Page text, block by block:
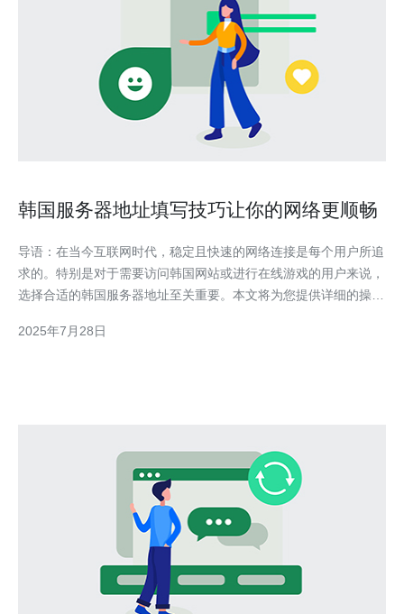
韩国服务器地址填写技巧让你的网络更顺畅
导语：在当今互联网时代，稳定且快速的网络连接是每个用户所追
求的。特别是对于需要访问韩国网站或进行在线游戏的用户来说，
选择合适的韩国服务器地址至关重要。本文将为您提供详细的操作
的类型 在填写韩国服务器地址之前，首先需要了解不同类型的韩
2025年7月28日